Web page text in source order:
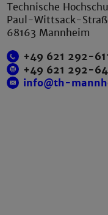
Technische
Paul-Wittsack-
68163 Mannheim
+49 621 292-
+49 621 292-
info@th-